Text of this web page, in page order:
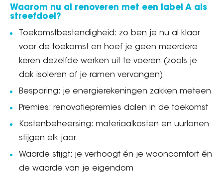
Waarom nu al renoveren met een label A als
streefdoel?
Toekomstbestendigheid: zo ben je nu al klaar
voor de toekomst en hoef je geen meerdere
keren dezelfde werken uit te voeren (zoals je
dak isoleren of je ramen vervangen)
Besparing: je energierekeningen zakken meteen
Premies: renovatiepremies dalen in de toekomst
Kostenbeheersing: materiaalkosten en uurlonen
stijgen elk jaar
Waarde stijgt: je verhoogt én je wooncomfort én
de waarde van je eigendom